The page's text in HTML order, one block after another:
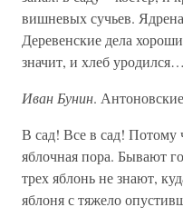
вишневых сучьев.
Деревенские дела
значит, и хлеб уродился…
Иван Бунин.
В сад! Все в сад! Потому
яблочная пора. Бывают
трех яблонь не знают,
яблоня с тяжело